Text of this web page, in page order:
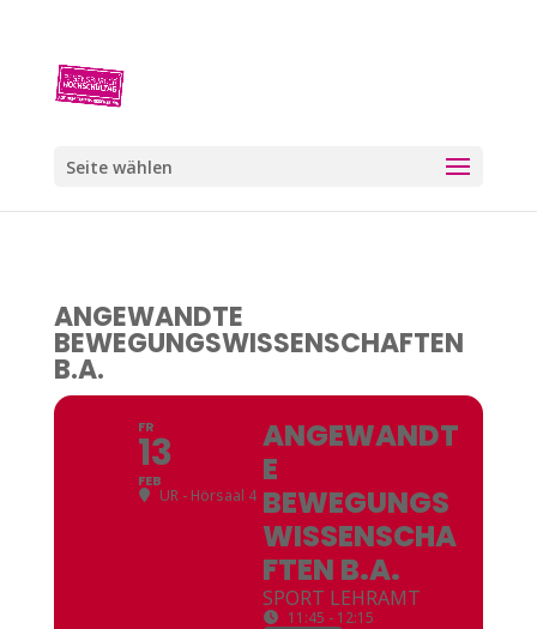
Seite wählen
ANGEWANDTE
BEWEGUNGSWISSENSCHAFTEN
B.A.
FR
13
FEB
UR - Hörsaal 4
ANGEWANDT
E
BEWEGUNGS
WISSENSCHA
FTEN B.A.
SPORT LEHRAMT
11:45 - 12:15